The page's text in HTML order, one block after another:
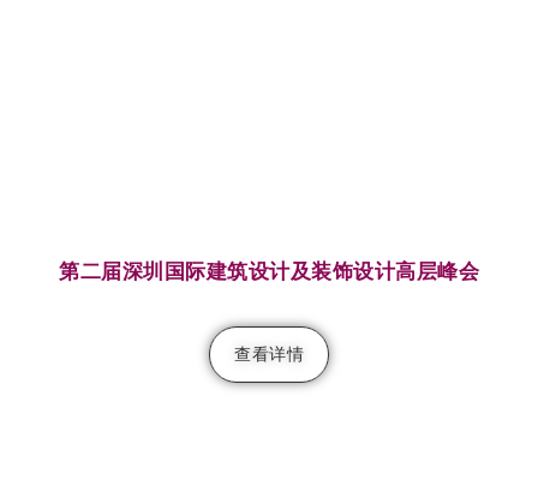
第二届深圳国际建筑设计及装饰设计高层峰会
查看详情